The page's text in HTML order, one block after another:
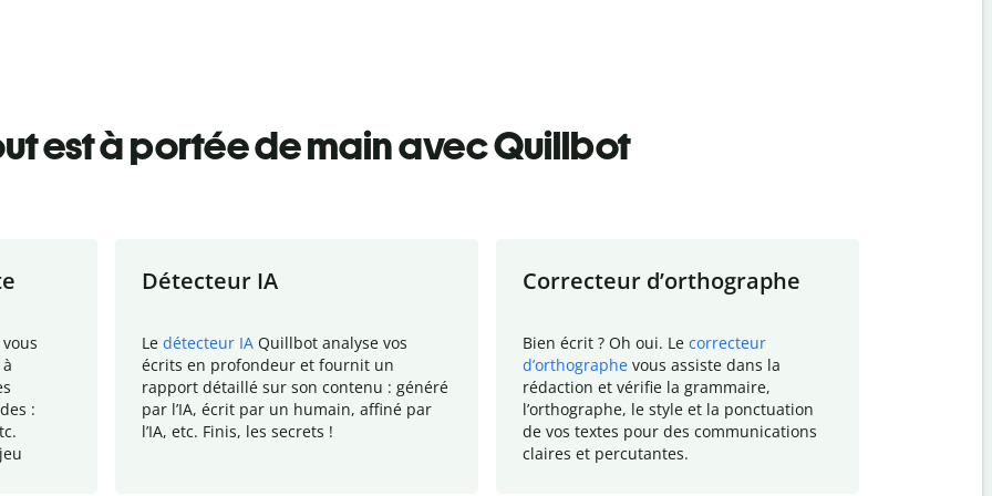
est à portée de main avec Quillbot
:
Détecteur IA
Le détecteur IA Quillbot analyse vos
écrits en profondeur et fournit un
rapport détaillé sur son contenu : généré
par l’IA, écrit par un humain, affiné par
l’IA, etc. Finis, les secrets !
Correcteur d’orthographe
Bien écrit ? Oh oui. Le correcteur
d’orthographe vous assiste dans la
rédaction et vérifie la grammaire,
l’orthographe, le style et la ponctuation
de vos textes pour des communications
claires et percutantes.